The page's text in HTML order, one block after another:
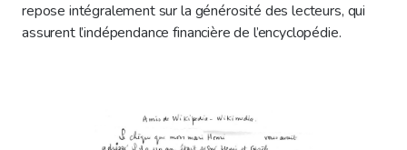
repose intégralement sur la générosité des lecteurs, qui
assurent l’indépendance financière de l’encyclopédie.